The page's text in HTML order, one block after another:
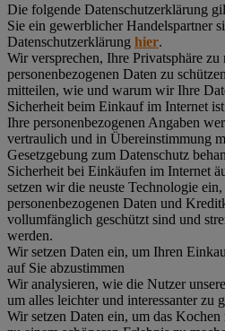
Die folgende Datenschutzerklärung
Sie ein gewerblicher Handelspartner
Datenschutzerklärung hier.
Wir versprechen, Ihre Privatsphäre zu
personenbezogenen Daten zu
mitteilen, wie und warum wir Ihre
Sicherheit beim Einkauf im Internet
Ihre personenbezogenen Angaben
vertraulich und in Übereinstimmung
Gesetzgebung zum Datenschutz
Sicherheit bei Einkäufen im Internet
setzen wir die neuste Technologie
personenbezogenen Daten und
vollumfänglich geschützt sind und
werden.
Wir setzen Daten ein, um Ihren
auf Sie abzustimmen
Wir analysieren, wie die Nutzer
um alles leichter und interessanter zu
Wir setzen Daten ein, um das